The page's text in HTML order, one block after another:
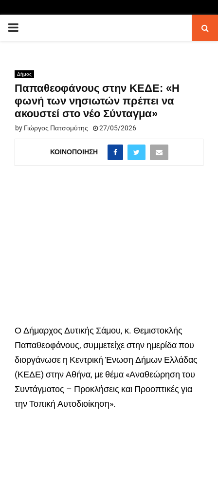
PRIMARY
Δήμος
Παπαθεοφάνους στην ΚΕΔΕ: «Η
φωνή των νησιωτών πρέπει να
ακουστεί στο νέο Σύνταγμα»
by Γιώργος Πατσομύτης 27/05/2026
ΚΟΙΝΟΠΟΊΗΣΗ
Ο Δήμαρχος Δυτικής Σάμου, κ. Θεμιστοκλής
Παπαθεοφάνους, συμμετείχε στην ημερίδα που
διοργάνωσε η Κεντρική Ένωση Δήμων Ελλάδας
(ΚΕΔΕ) στην Αθήνα, με θέμα «Αναθεώρηση του
Συντάγματος – Προκλήσεις και Προοπτικές για
την Τοπική Αυτοδιοίκηση».